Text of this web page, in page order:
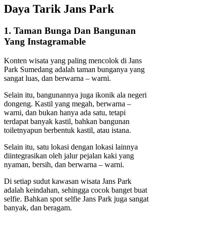
Daya Tarik Jans Park
1. Taman Bunga Dan Bangunan
Yang Instagramable
Konten wisata yang paling mencolok di Jans
Park Sumedang adalah taman bunganya yang
sangat luas, dan berwarna – warni.
Selain itu, bangunannya juga ikonik ala negeri
dongeng. Kastil yang megah, berwarna –
warni, dan bukan hanya ada satu, tetapi
terdapat banyak kastil, bahkan bangunan
toiletnyapun berbentuk kastil, atau istana.
Selain itu, satu lokasi dengan lokasi lainnya
diintegrasikan oleh jalur pejalan kaki yang
nyaman, bersih, dan berwarna – warni.
Di setiap sudut kawasan wisata Jans Park
adalah keindahan, sehingga cocok banget buat
selfie. Bahkan spot selfie Jans Park juga sangat
banyak, dan beragam.